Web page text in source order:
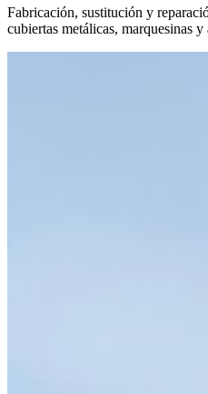
Fabricación, sustitución y
cubiertas metálicas, marquesinas y